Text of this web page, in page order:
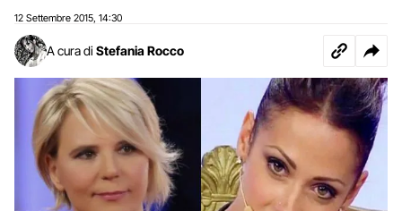
12 Settembre 2015 14:30
A cura di Stefania Rocco